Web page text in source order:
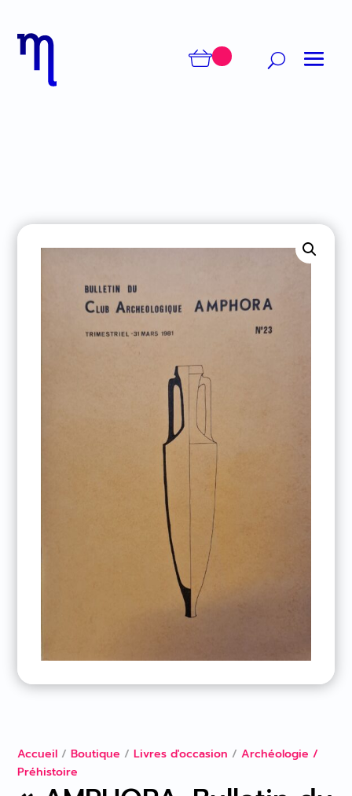
Accueil /Boutique /Livres d'occasion /Archéologie /
Préhistoire